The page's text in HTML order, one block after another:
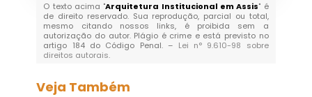
O texto acima "Arquitetura Institucional em Assis" é
de direito reservado. Sua reprodução, parcial ou total,
mesmo citando nossos links, é proibida sem a
autorização do autor. Plágio é crime e está previsto no
artigo 184 do Código Penal. – Lei n° 9.610-98 sobre
direitos autorais.
Veja Também